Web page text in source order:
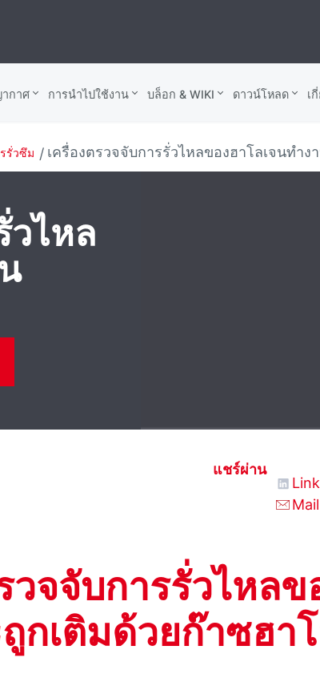
กาศ การนำไปใช้งาน บล็อก & WIKI ดาวน์โหลด เ
รั่วซึม เครื่องตรวจจับการรั่วไหลของฮาโลเจนทําง
วไหล
แชร์ผ่าน
Mail
จจับการรั่วไหลข
กเติมด้วยก๊าซฮา